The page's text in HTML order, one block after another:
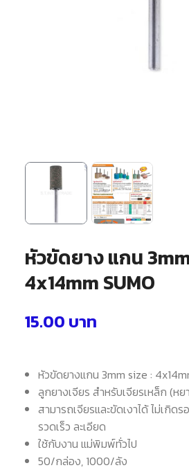
หัวขัดยาง แกน
4x14mm SUMO
15.00 บาท
หัวขัดยางแกน 3mm size :
ลูกยางเจียร สำหรับเจียรเหล็ก (หย
สามารถเจียรและขัดเงาได้ ไม่เกิด
รวดเร็ว ละเอียด
ใช้กับงาน แม่พิมพ์ทั่วไป
50/กล่อง, 1000/ลัง